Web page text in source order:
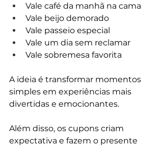
Vale café da manhã na cama
Vale beijo demorado
Vale passeio especial
Vale um dia sem reclamar
Vale sobremesa favorita
A ideia é transformar momentos
simples em experiências mais
divertidas e emocionantes.
Além disso, os cupons criam
expectativa e fazem o presente